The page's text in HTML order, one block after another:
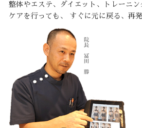
整体やエステ、ダイエット、トレーニン
ケアを行っても、
すぐに元に戻る、再